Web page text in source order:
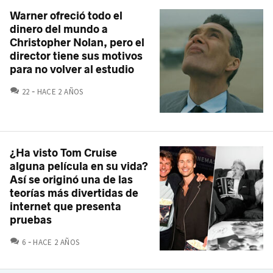
Warner ofreció todo el
dinero del mundo a
Christopher Nolan, pero el
director tiene sus motivos
para no volver al estudio
22 COMENTARIOS
HACE 2 AÑOS
¿Ha visto Tom Cruise
alguna película en su vida?
Así se originó una de las
teorías más divertidas de
internet que presenta
pruebas
6 COMENTARIOS
HACE 2 AÑOS